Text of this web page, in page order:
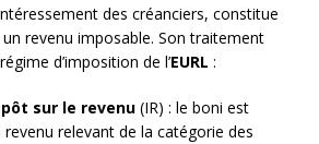
des créanciers, constitue
un revenu imposable. Son traitement
d’imposition de l’EURL :
sur le revenu (IR) : le boni est
relevant de la catégorie des